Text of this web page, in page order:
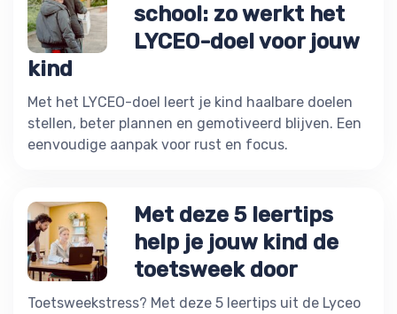
school: zo werkt het
LYCEO-doel voor jouw
kind
Met het LYCEO-doel leert je kind haalbare doelen
stellen, beter plannen en gemotiveerd blijven. Een
eenvoudige aanpak voor rust en focus.
Met deze 5 leertips
help je jouw kind de
toetsweek door
Toetsweekstress? Met deze 5 leertips uit de Lyceo